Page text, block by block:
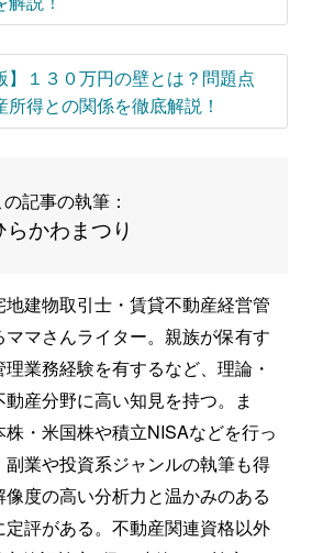
】１３０万円の壁とは？問題点
所得との関係を徹底解説！
の記事の執筆：
らかわまつり
建物取引士・賃貸不動産経営管
マさんライター。親族が保有す
業務経験を有するなど、理論・
産分野に高い知見を持つ。ま
・米国株や積立NISAなどを行っ
業や投資系ジャンルの執筆も得
度の高い分析力と温かみのある
評がある。不動産関連資格以外